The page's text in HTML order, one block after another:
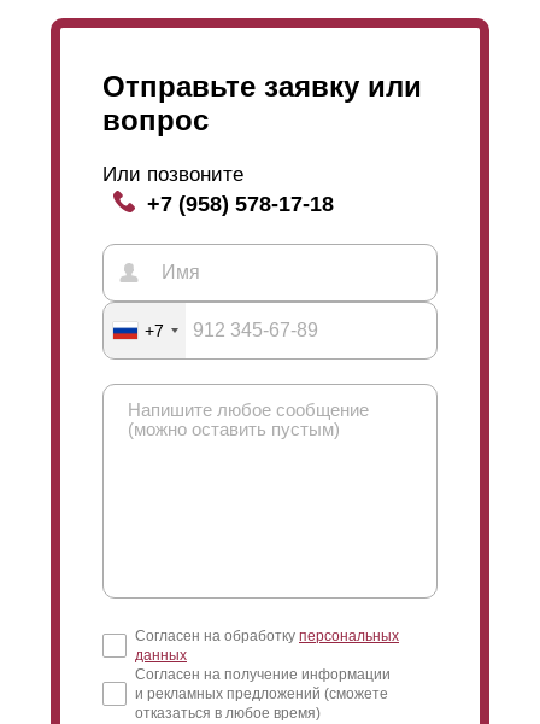
Отправьте заявку или
вопрос
Или позвоните
+7 (958) 578-17-18
+7
Согласен на обработку персональных
данных
Согласен на получение информации
и рекламных предложений (сможете
отказаться в любое время)